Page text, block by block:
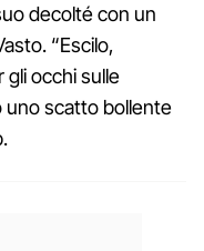
decolté con un
“Escilo,
gli occhi sulle
uno scatto bollente